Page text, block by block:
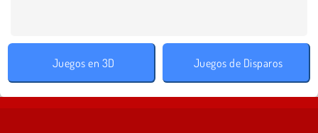
Juegos en 3D Juegos de Disparos